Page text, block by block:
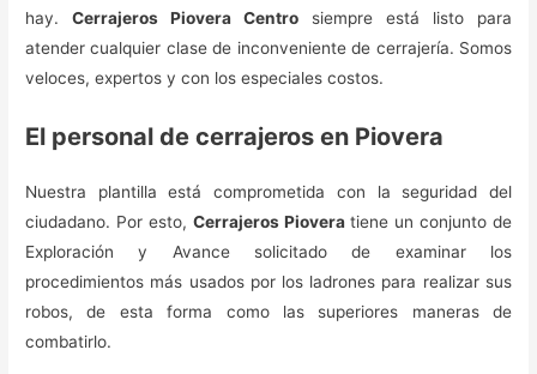
hay.Cerrajeros Piovera Centro siempre está listo para
atender cualquier clase de inconveniente de cerrajería. Somos
veloces, expertos y con los especiales costos.
El personal de cerrajeros en Piovera
Nuestra plantilla está comprometida con la seguridad del
ciudadano. Por esto, Cerrajeros Pioveratiene un conjunto de
Exploración y Avance solicitado de examinar los
procedimientos más usados por los ladrones para realizar sus
robos, de esta forma como las superiores maneras de
combatirlo.